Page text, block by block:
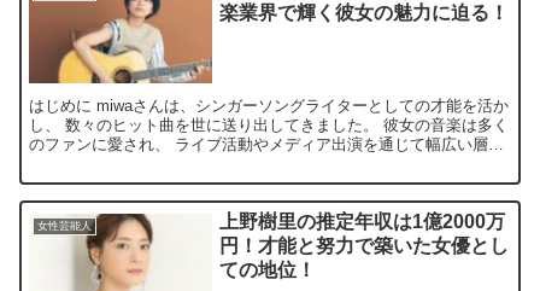
楽業界で輝く彼女の魅力に迫る！
はじめに miwaさんは、シンガーソングライターとしての才能を活か
し、 数々のヒット曲を世に送り出してきました。 彼女の音楽は多く
のファンに愛され、 ライブ活動やメディア出演を通じて幅広い層に
女性芸能人
上野樹里の推定年収は1億2000万
円！才能と努力で築いた女優とし
ての地位！